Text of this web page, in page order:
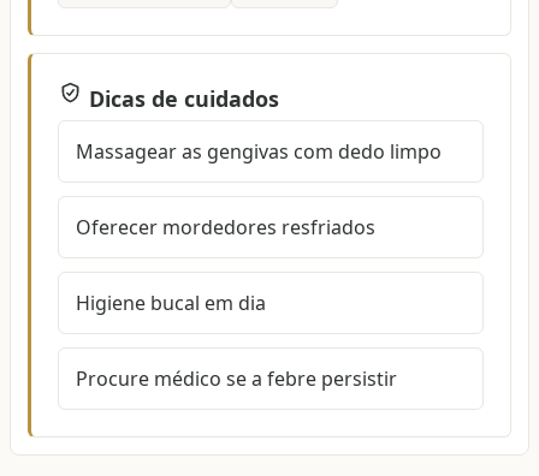
Dicas de cuidados
Massagear as gengivas com dedo limpo
Oferecer mordedores resfriados
Higiene bucal em dia
Procure médico se a febre persistir